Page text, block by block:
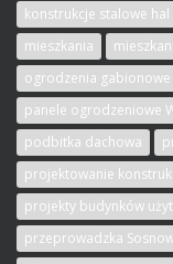
konstrukcje stalowe hal
mieszkania
ogrodzenia
panele ogrodzeniowe
podbitka dachowa
projektowanie
projekty budynków
przeprowadzka